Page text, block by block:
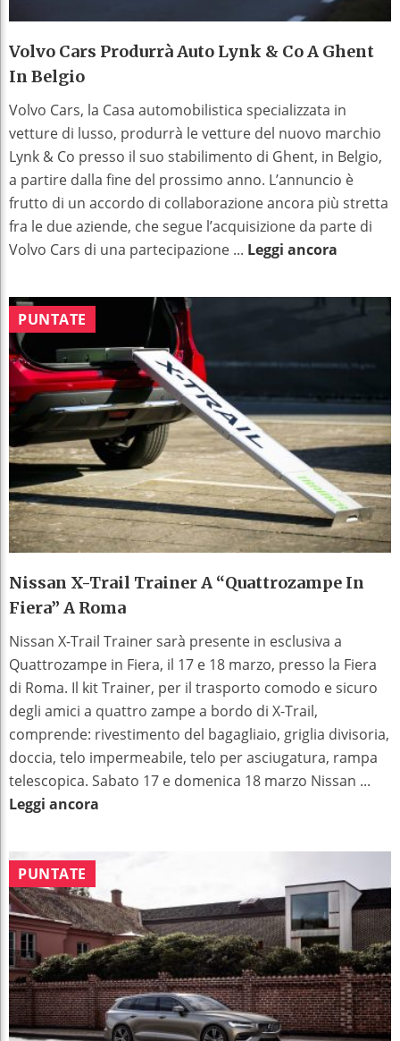
Volvo Cars Produrrà Auto Lynk & Co A Ghent
In Belgio
Volvo Cars, la Casa automobilistica specializzata in
vetture di lusso, produrrà le vetture del nuovo marchio
Lynk & Co presso il suo stabilimento di Ghent, in Belgio,
a partire dalla fine del prossimo anno. L’annuncio è
frutto di un accordo di collaborazione ancora più stretta
fra le due aziende, che segue l’acquisizione da parte di
Volvo Cars di una partecipazione ... Leggi ancora
PUNTATE
Nissan X-Trail Trainer A “Quattrozampe In
Fiera” A Roma
Nissan X-Trail Trainer sarà presente in esclusiva a
Quattrozampe in Fiera, il 17 e 18 marzo, presso la Fiera
di Roma. Il kit Trainer, per il trasporto comodo e sicuro
degli amici a quattro zampe a bordo di X-Trail,
comprende: rivestimento del bagagliaio, griglia divisoria,
doccia, telo impermeabile, telo per asciugatura, rampa
telescopica. Sabato 17 e domenica 18 marzo Nissan ...
Leggi ancora
PUNTATE